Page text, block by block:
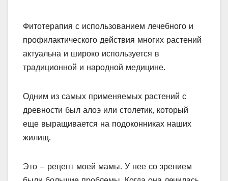
Фитотерапия с использованием лечебного и
профилактического действия многих растений
актуальна и широко используется в
традиционной и народной медицине.
Одним из самых применяемых растений с
древности был алоэ или столетик, который
еще выращивается на подоконниках наших
жилищ.
Это – рецепт моей мамы. У нее со зрением